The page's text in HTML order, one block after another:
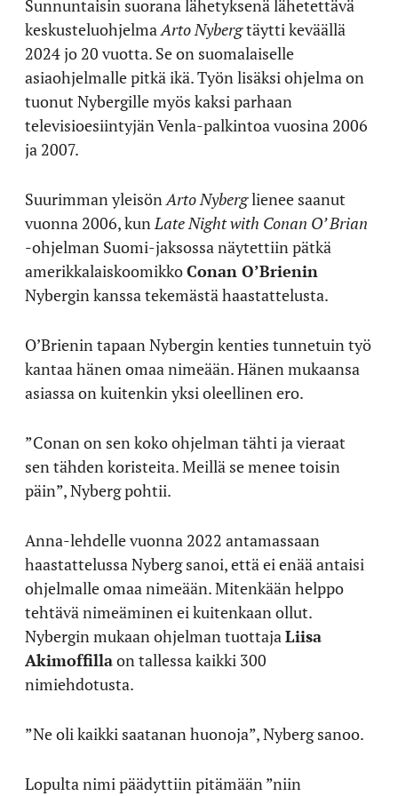
Sunnuntaisin suorana lähetyksenä lähetettävä
keskusteluohjelmaArto Nybergtäytti keväällä
2024 jo 20 vuotta. Se on suomalaiselle
asiaohjelmalle pitkä ikä. Työn lisäksi ohjelma on
tuonut Nybergille myös kaksi parhaan
televisioesiintyjän Venla-palkintoa vuosina 2006
ja 2007.
Suurimman yleisönArto Nyberglienee saanut
vuonna 2006, kunLate Night with Conan O’ Brian
-ohjelman Suomi-jaksossa näytettiin pätkä
amerikkalaiskoomikkoConan O’Brienin
Nybergin kanssa tekemästä haastattelusta.
O’Brienin tapaan Nybergin kenties tunnetuin työ
kantaa hänen omaa nimeään. Hänen mukaansa
asiassa on kuitenkin yksi oleellinen ero.
”Conan on sen koko ohjelman tähti ja vieraat
sen tähden koristeita. Meillä se menee toisin
päin”, Nyberg pohtii.
Anna-lehdelle vuonna 2022 antamassaan
haastattelussa Nyberg sanoi, että ei enää antaisi
ohjelmalle omaa nimeään. Mitenkään helppo
tehtävä nimeäminen ei kuitenkaan ollut.
Nybergin mukaan ohjelman tuottajaLiisa
Akimoffillaon tallessa kaikki 300
nimiehdotusta.
”Ne oli kaikki saatanan huonoja”, Nyberg sanoo.
Lopulta nimi päädyttiin pitämään ”niin